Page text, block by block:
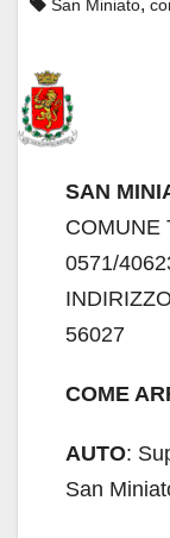
San Miniato,
SAN
COMUNE
0571/
56027
COME
AUTO:
San